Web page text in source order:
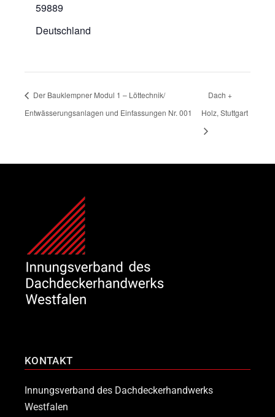
59889
Deutschland
Der Bauklempner Modul 1 – Löttechnik/
Entwässerungsanlagen und Einfassungen Nr. 001
Dach +
Holz, Stuttgart
KONTAKT
Innungsverband des Dachdeckerhandwerks
Westfalen